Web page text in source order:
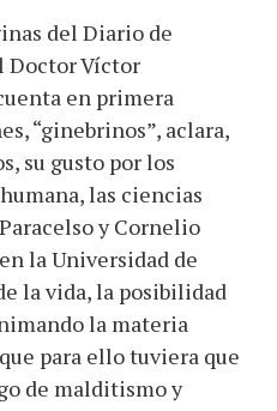
del Diario de
Doctor Víctor
en primera
“ginebrinos”, aclara,
su gusto por los
las ciencias
y Cornelio
la Universidad de
la vida, la posibilidad
la materia
para ello tuviera que
de malditismo y